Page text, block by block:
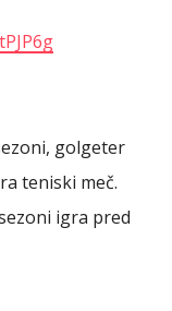
golgeter
teniski meč.
igra pred